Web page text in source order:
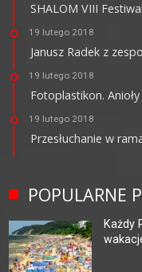
SHALOM VIII
19 lutego 2018
Janusz Radek z
19 lutego 2018
Fotoplastikon.
19 lutego 2018
Przesłuchanie w
POPULARNE
Każdy